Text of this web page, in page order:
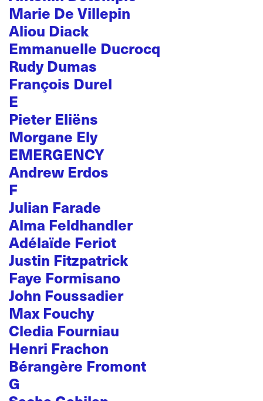
Marie De Villepin
Aliou Diack
Emmanuelle Ducrocq
Rudy Dumas
François Durel
E
Pieter Eliëns
Morgane Ely
EMERGENCY
Andrew Erdos
F
Julian Farade
Alma Feldhandler
Adélaïde Feriot
Justin Fitzpatrick
Faye Formisano
John Foussadier
Max Fouchy
Cledia Fourniau
Henri Frachon
Bérangère Fromont
G